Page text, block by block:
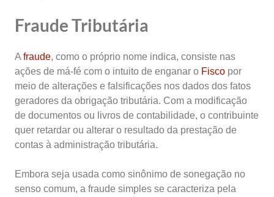
Fraude Tributária
A fraude, como o próprio nome indica, consiste nas
ações de má-fé com o intuito de enganar o Fisco por
meio de alterações e falsificações nos dados dos fatos
geradores da obrigação tributária. Com a modificação
de documentos ou livros de contabilidade, o contribuinte
quer retardar ou alterar o resultado da prestação de
contas à administração tributária.
Embora seja usada como sinônimo de sonegação no
senso comum, a fraude simples se caracteriza pela